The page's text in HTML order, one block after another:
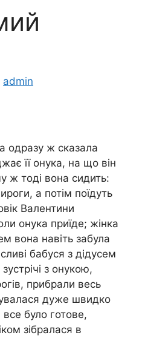
admin
одразу ж сказала
її онука, на що він
ж тоді вона сидить:
а потім поїдуть
Валентини
онука приїде; жінка
вона навіть забула
бабуся з дідусем
з онукою,
прибрали весь
дуже швидко
було готове,
зібралася в